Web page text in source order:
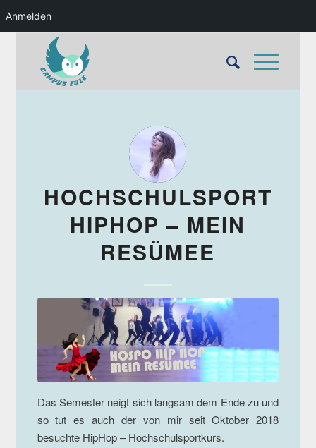
Anmelden
HOCHSCHULSPORT
HIPHOP – MEIN
RESÜMEE
Das Semester neigt sich langsam dem Ende zu und
so tut es auch der von mir seit Oktober 2018
besuchte HipHop – Hochschulsportkurs.